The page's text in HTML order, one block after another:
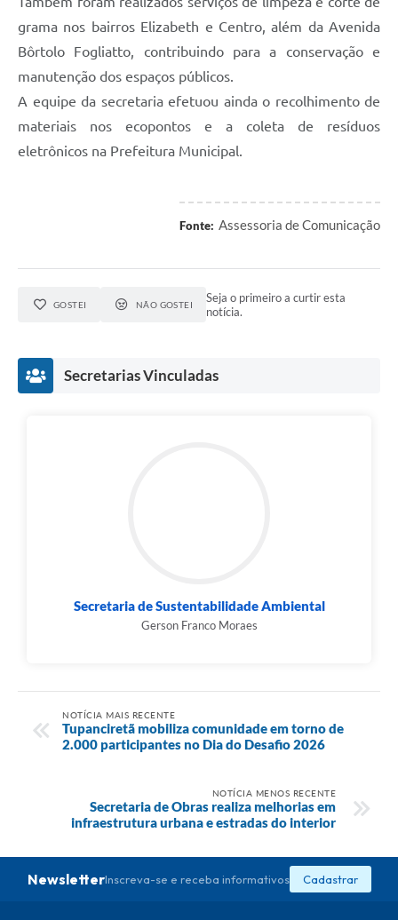
grama nos bairros Elizabeth e Centro, além da Avenida
Bôrtolo Fogliatto, contribuindo para a conservação e
manutenção dos espaços públicos.
A equipe da secretaria efetuou ainda o recolhimento de
materiais nos ecopontos e a coleta de resíduos
eletrônicos na Prefeitura Municipal.
Fonte: Assessoria de Comunicação
GOSTEI NÃO GOSTEI
Seja o primeiro a curtir esta
notícia.
Secretarias Vinculadas
Secretaria de Sustentabilidade Ambiental
Gerson Franco Moraes
NOTÍCIA MAIS RECENTE
Tupanciretã mobiliza comunidade em torno de
2.000 participantes no Dia do Desafio 2026
NOTÍCIA MENOS RECENTE
Secretaria de Obras realiza melhorias em
infraestrutura urbana e estradas do interior
NewsletterInscreva-se e receba informativos Cadastrar